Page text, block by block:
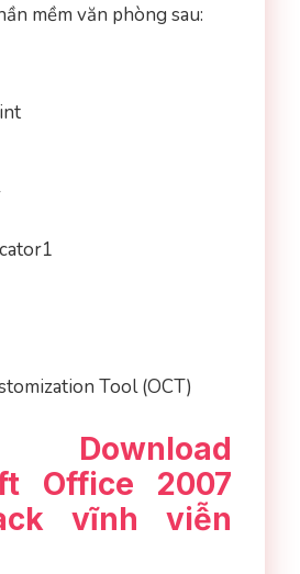
mềm văn phòng sau:
Tool (OCT)
Office 2007
vĩnh viễn